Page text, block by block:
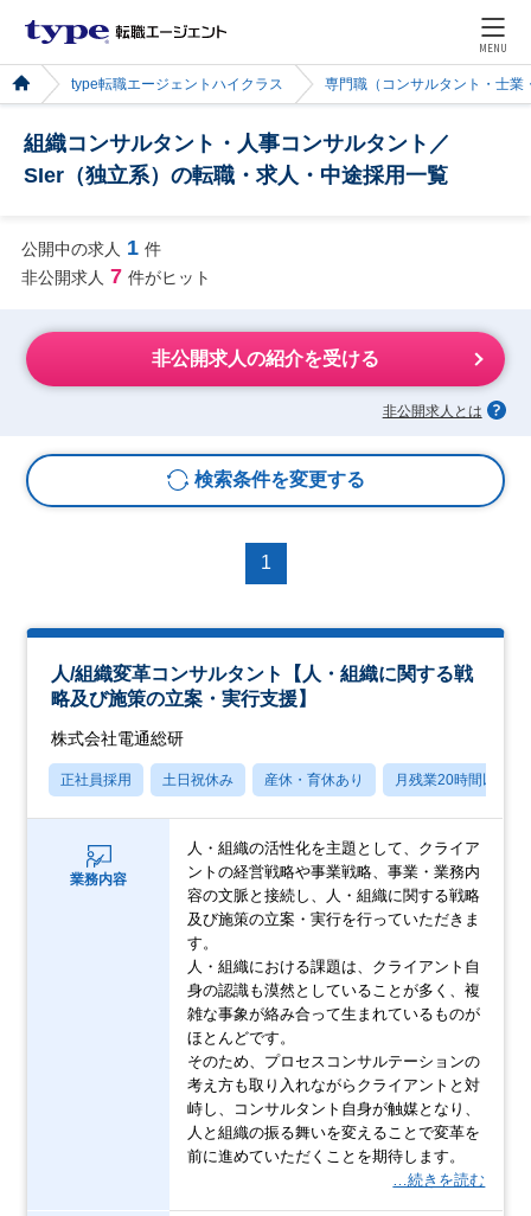
MENU
type転職エージェントハイクラス 専門職（コンサルタント・士業
組織コンサルタント・人事コンサルタント／
SIer（独立系）の転職・求人・中途採用一覧
公開中の求人 1 件
非公開求人 7 件がヒット
非公開求人の紹介を受ける
非公開求人とは
検索条件を変更する
1
人/組織変革コンサルタント【人・組織に関する戦
略及び施策の立案・実行支援】
株式会社電通総研
正社員採用 土日祝休み 産休・育休あり 月残業20時間以内
業務内容
人・組織の活性化を主題として、クライア
ントの経営戦略や事業戦略、事業・業務内
容の文脈と接続し、人・組織に関する戦略
及び施策の立案・実行を行っていただきま
す。
人・組織における課題は、クライアント自
身の認識も漠然としていることが多く、複
雑な事象が絡み合って生まれているものが
ほとんどです。
そのため、プロセスコンサルテーションの
考え方も取り入れながらクライアントと対
峙し、コンサルタント自身が触媒となり、
人と組織の振る舞いを変えることで変革を
前に進めていただくことを期待します。
…続きを読む